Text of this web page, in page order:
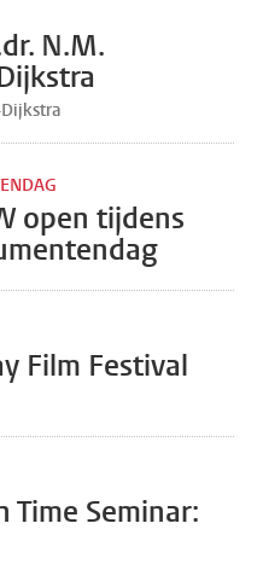
N.M.
open tijdens
Film Festival
Time Seminar: